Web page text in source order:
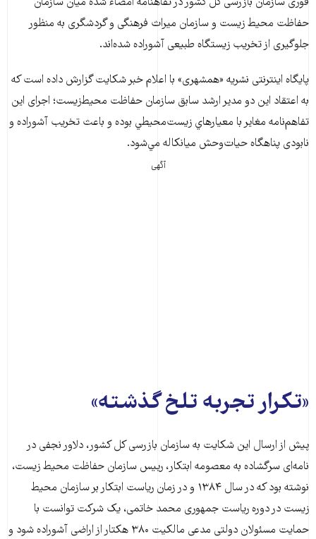
حفاظت محیط زیست و سازمان میراث فرهنگی و گردشگری به منظور
جلوگیری از تخریب زیستگاه طبیعی آشوراده شده‌اند.
پایگاه اینترنتی نشریه «همشهری» با اعلام خبر شکایت گزارش داده است که
به اعتقاد اين دو مدير ارشد سابق سازمان حفاظت محيط‌زيست‌؛ اجرای اين
تفاهم‌نامه مغاير با معيارهاي زيست‌محيطي بوده و باعث تخريب آشوراده و
نابودی پناهگاه حيات‌وحش ميانكاله مي‌شود.
آگهی
«تکرار تجربه تلخ گذشته»
پیش از ارسال این شکایت به سازمان بازرسی کل کشور، دلاور نجفی در
نامه‌ای سرگشاده به معصومه ابتکار، رییس سازمان حفاظت محیط زیست،
نوشته بود که در سال ۱۳۸۴ و در زمان ریاست ابتکار بر سازمان محیط
زیست در دوره ریاست جمهوری محمد خاتمی، یک شرکت توانست با
حمایت مسئولان دولتی مدعی مالکیت ۳۸۰ هکتار از اراضی آشوراده شود و